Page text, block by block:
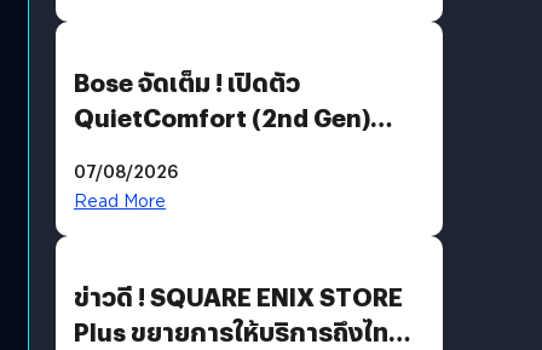
Bose จัดเต็ม ! เปิดตัว
QuietComfort (2nd Gen)
07/08/2026
Read More
ข่าวดี ! SQUARE ENIX STORE
Plus ขยายการให้บริการถึงไทย